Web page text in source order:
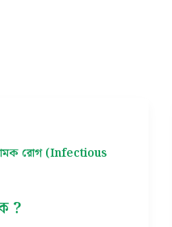
রোগ (Infectious
?